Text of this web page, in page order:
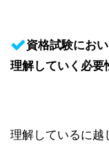
資格試験にお
理解していく必要
理解しているに越